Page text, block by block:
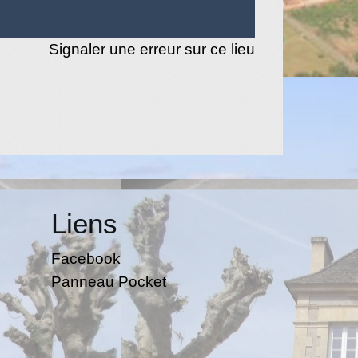
Signaler une erreur sur ce lieu
Liens
Facebook
Panneau Pocket